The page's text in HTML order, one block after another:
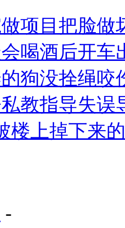
项目把脸做
喝酒后开
狗没拴绳
教指导失
楼上掉下来
-